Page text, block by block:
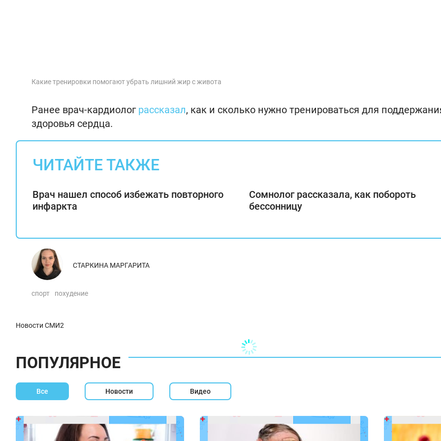
Какие тренировки помогают убрать лишний жир с живота
Ранее врач-кардиолог рассказал, как и сколько нужно тренироваться для
здоровья сердца.
ЧИТАЙТЕ ТАКЖЕ
Врач нашел способ избежать повторного
инфаркта
Сомнолог рассказала, как побороть
бессонницу
СТАРКИНА МАРГАРИТА
спорт похудение
Новости СМИ2
ПОПУЛЯРНОЕ
Все Новости Видео